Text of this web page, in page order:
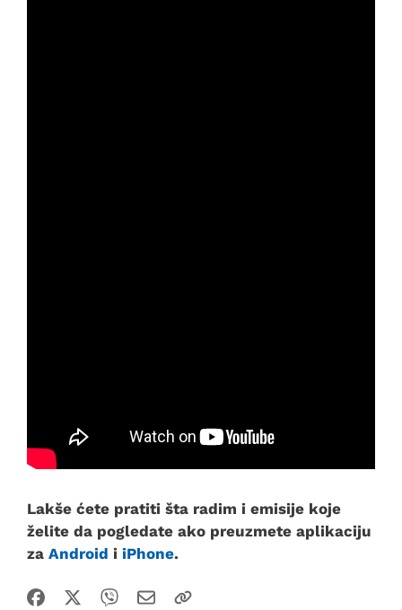
Lakše ćete pratiti šta radim i emisije koje
želite da pogledate ako preuzmete aplikaciju
za Android i iPhone.